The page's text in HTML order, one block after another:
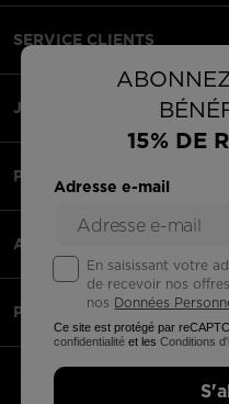
15% DE
Adresse e-mail
En saisissant votre
de recevoir nos
nos Données
Ce site est protégé par
confidentialité et lesConditions
SERVICE CLIENTS
JURIDIQUE
PAIEMENTS ACCEPTÉS
APPLI
PARTENAIRES
Belgique | français